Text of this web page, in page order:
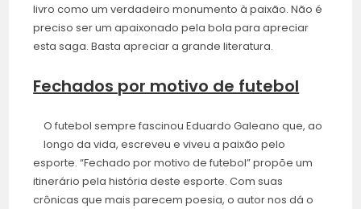
livro como um verdadeiro monumento à paixão. Não é
preciso ser um apaixonado pela bola para apreciar
esta saga. Basta apreciar a grande literatura.
Fechados por motivo de futebol
O futebol sempre fascinou Eduardo Galeano que, ao
longo da vida, escreveu e viveu a paixão pelo
esporte. “Fechado por motivo de futebol” propõe um
itinerário pela história deste esporte. Com suas
crônicas que mais parecem poesia, o autor nos dá o